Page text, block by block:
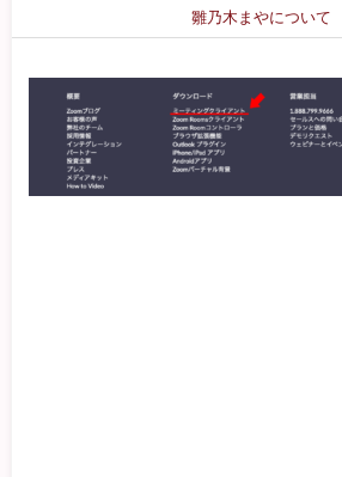
雛乃木まやについて